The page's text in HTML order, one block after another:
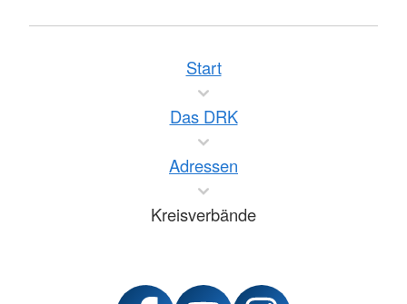
Start
Das DRK
Adressen
Kreisverbände